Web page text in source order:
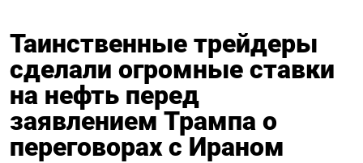
Таинственные трейдеры
сделали огромные ставки
на нефть перед
заявлением Трампа о
переговорах с Ираном